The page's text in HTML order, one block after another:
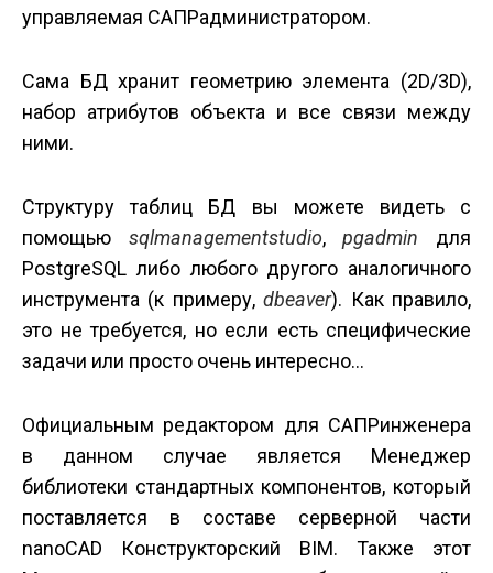
управляемая САПР­администратором.
Сама БД хранит геометрию элемента (2D/3D),
набор атрибутов объекта и все связи между
ними.
Структуру таблиц БД вы можете видеть с
помощью sqlmanagementstudio,pgadmin для
PostgreSQL либо любого другого аналогичного
инструмента (к примеру,dbeaver). Как правило,
это не требуется, но если есть специфические
задачи или просто очень интересно...
Официальным редактором для САПР­инженера
в данном случае является Менеджер
библиотеки стандартных компонентов, который
поставляется в составе серверной части
nanoCAD Конструкторский BIM. Также этот